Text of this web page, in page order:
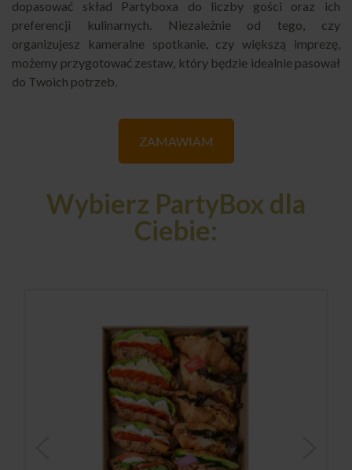
dopasować skład Partyboxa do liczby gości oraz ich
preferencji kulinarnych. Niezależnie od tego, czy
organizujesz kameralne spotkanie, czy większą imprezę,
możemy przygotować zestaw, który będzie idealnie pasował
do Twoich potrzeb.
ZAMAWIAM
Wybierz PartyBox dla
Ciebie: